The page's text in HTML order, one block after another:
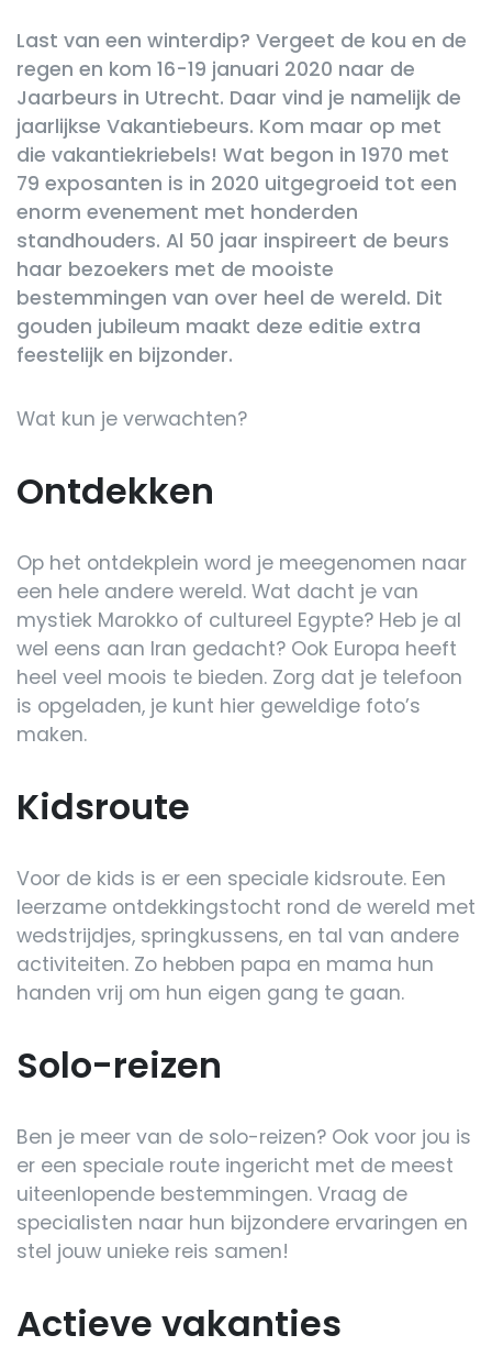
Last van een winterdip? Vergeet de kou en de
regen en kom 16-19 januari 2020 naar de
Jaarbeurs in Utrecht. Daar vind je namelijk de
jaarlijkse Vakantiebeurs. Kom maar op met
die vakantiekriebels! Wat begon in 1970 met
79 exposanten is in 2020 uitgegroeid tot een
enorm evenement met honderden
standhouders. Al 50 jaar inspireert de beurs
haar bezoekers met de mooiste
bestemmingen van over heel de wereld. Dit
gouden jubileum maakt deze editie extra
feestelijk en bijzonder.
Wat kun je verwachten?
Ontdekken
Op het ontdekplein word je meegenomen naar
een hele andere wereld. Wat dacht je van
mystiek Marokko of cultureel Egypte? Heb je al
wel eens aan Iran gedacht? Ook Europa heeft
heel veel moois te bieden. Zorg dat je telefoon
is opgeladen, je kunt hier geweldige foto’s
maken.
Kidsroute
Voor de kids is er een speciale kidsroute. Een
leerzame ontdekkingstocht rond de wereld met
wedstrijdjes, springkussens, en tal van andere
activiteiten. Zo hebben papa en mama hun
handen vrij om hun eigen gang te gaan.
Solo-reizen
Ben je meer van de solo-reizen? Ook voor jou is
er een speciale route ingericht met de meest
uiteenlopende bestemmingen. Vraag de
specialisten naar hun bijzondere ervaringen en
stel jouw unieke reis samen!
Actieve vakanties